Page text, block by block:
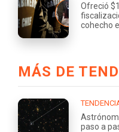
Ofreció
cohecho
MÁS DE
paso a